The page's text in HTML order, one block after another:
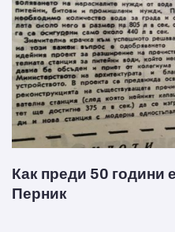
Как преди 50 години
Перник